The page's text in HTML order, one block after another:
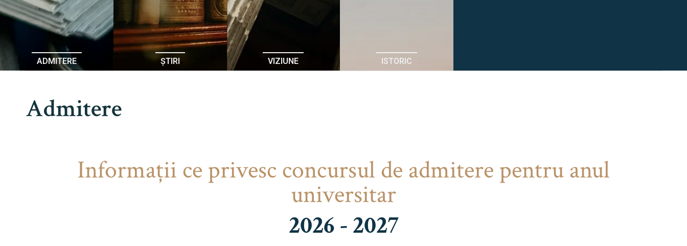
ADMITERE ȘTIRI VIZIUNE ISTORIC
Admitere
Informaţii ce privesc concursul de admitere pentru anul
universitar
2026 - 2027